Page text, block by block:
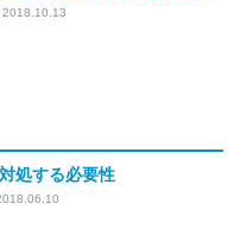
2018.10.13
処する必要性